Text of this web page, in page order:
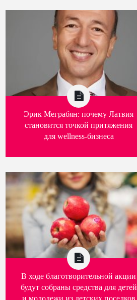
Эрик Меграбян: почему Латвия
становится точкой притяжения
для wellness-бизнеса
В ходе благотворительной акции
будут собраны средства для детей